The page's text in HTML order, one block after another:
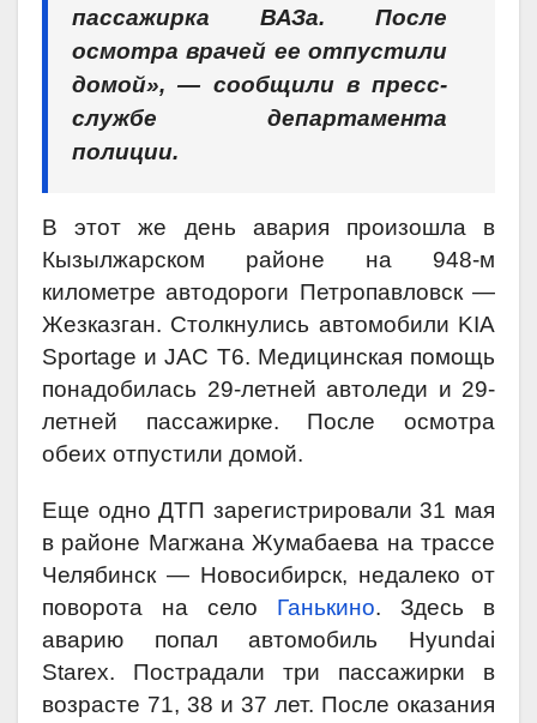
пассажирка ВАЗа. После
осмотра врачей ее отпустили
домой», — сообщили в пресс-
службе департамента
полиции.
В этот же день авария произошла в
Кызылжарском районе на 948-м
километре автодороги Петропавловск —
Жезказган. Столкнулись автомобили KIA
Sportage и JAC T6. Медицинская помощь
понадобилась 29-летней автоледи и 29-
летней пассажирке. После осмотра
обеих отпустили домой.
Еще одно ДТП зарегистрировали 31 мая
в районе Магжана Жумабаева на трассе
Челябинск — Новосибирск, недалеко от
поворота на село Ганькино. Здесь в
аварию попал автомобиль Hyundai
Starex. Пострадали три пассажирки в
возрасте 71, 38 и 37 лет. После оказания